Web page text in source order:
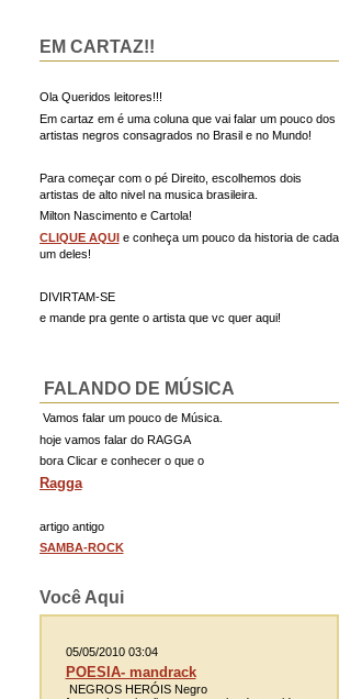
EM CARTAZ!!
Ola Queridos leitores!!!
Em cartaz em é uma coluna que vai falar um pouco dos
artistas negros consagrados no Brasil e no Mundo!
Para começar com o pé Direito, escolhemos dois
artistas de alto nivel na musica brasileira.
Milton Nascimento e Cartola!
CLIQUE AQUIe conheça um pouco da historia de cada
um deles!
DIVIRTAM-SE
e mande pra gente o artista que vc quer aqui!
FALANDO DE MÚSICA
Vamos falar um pouco de Música.
hoje vamos falar do RAGGA
bora Clicar e conhecer o que o
Ragga
artigo antigo
SAMBA-ROCK
Você Aqui
05/05/2010 03:04
POESIA- mandrack
NEGROS HERÓIS Negro